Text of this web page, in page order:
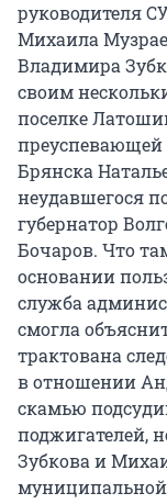
руководителя
Михаила
Владимира
своим
поселке
преуспевающей
Брянска
неудавшегося
губернатор
Бочаров. Что
основании
служба
смогла
трактована
в отношении
скамью
поджигателей,
Зубкова и
муниципальной